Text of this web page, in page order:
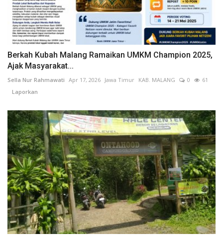
Berkah Kubah Malang Ramaikan UMKM Champion 2025,
Ajak Masyarakat...
Sella Nur Rahmawati Apr 17, 2026 Jawa Timur KAB. MALANG 0
61
Laporkan